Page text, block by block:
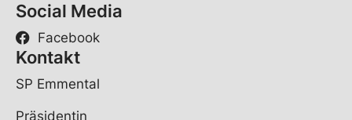
Social Media
Facebook
Kontakt
SP Emmental
Präsidentin